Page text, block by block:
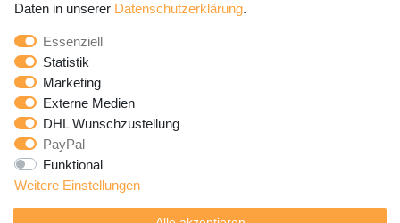
Honig
Hiermit bestätige ich, dass ich die
gelesen habe. Meine Einwilligung kann ich jederzeit
widerrufen.**
** Hierbei handelt es sich um ein Pflichtfeld.
Daten in unserer Daten­schutz­erklärung.
Essenziell
Statistik
Marketing
Externe Medien
DHL Wunschzustellung
PayPal
Funktional
Weitere Einstellungen